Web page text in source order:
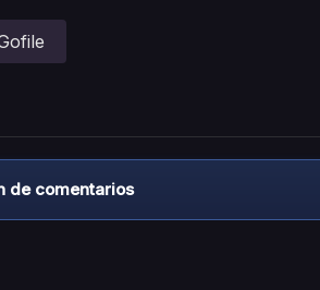
de comentarios